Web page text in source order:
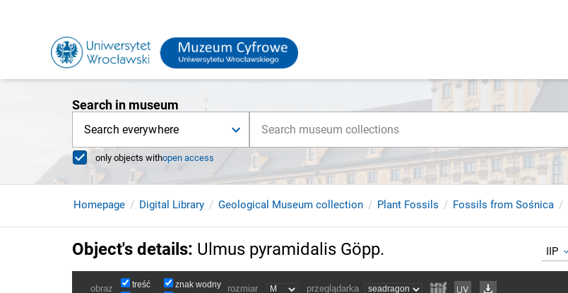
Search in museum
Search everywhere
only objects withopen access
Homepage Digital Library Geological Museum collection Plant Fossils Fossils from Sośnica
Object's details: Ulmus pyramidalis Göpp. IIP